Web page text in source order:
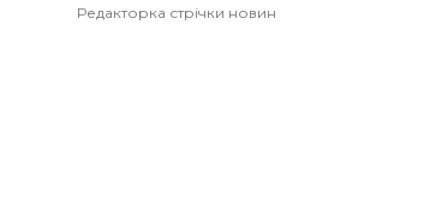
Редакторка стрічки новин